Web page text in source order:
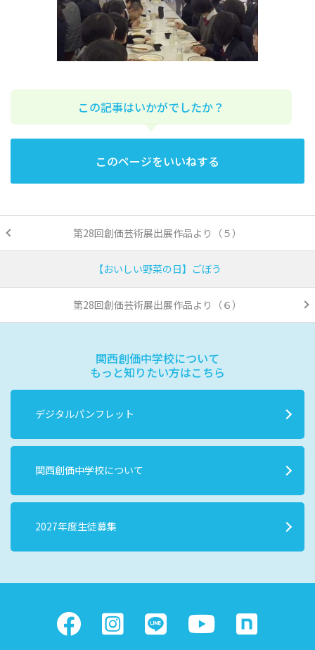
この記事はいかがでしたか？
このページをいいねする
第28回創価芸術展出展作品より（５）
【おいしい野菜の日】ごぼう
第28回創価芸術展出展作品より（６）
関西創価中学校について
もっと知りたい方はこちら
デジタルパンフレット
関西創価中学校について
2027年度生徒募集